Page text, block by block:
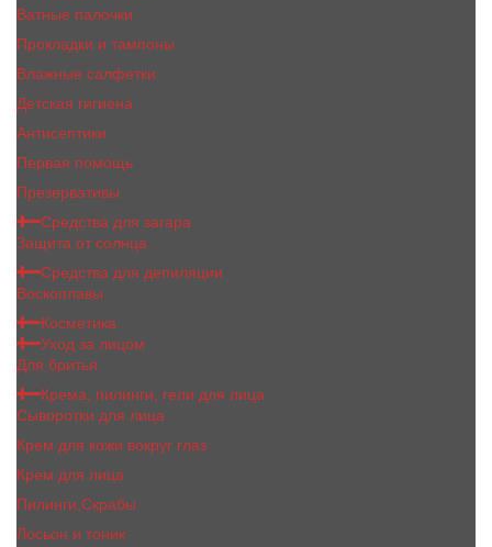
Ватные палочки
Прокладки и тампоны
Влажные салфетки
Детская гигиена
Антисептики
Первая помощь
Презервативы
Средства для загара
Защита от солнца
Средства для депиляции
Воскоплавы
Косметика
Уход за лицом
Для бритья
Крема, пилинги, гели для лица
Сыворотки для лица
Крем для кожи вокруг глаз
Крем для лица
Пилинги,Скрабы
Лосьон и тоник